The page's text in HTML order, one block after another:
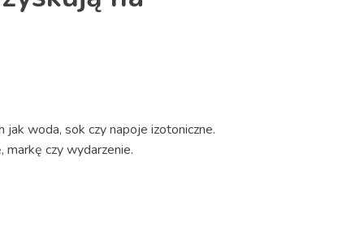
woda, sok czy napoje izotoniczne.
markę czy wydarzenie.